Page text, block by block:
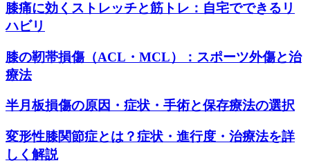
膝痛に効くストレッチと筋トレ：自宅でできるリ
ハビリ
膝の靭帯損傷（ACL・MCL）：スポーツ外傷と治
療法
半月板損傷の原因・症状・手術と保存療法の選択
変形性膝関節症とは？症状・進行度・治療法を詳
しく解説